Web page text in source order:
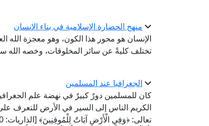
منهج الحضارة الإسلامية في بناء الإنسان
الإنسان هو محور هذا الكون، وهو معجزة الله
تختلف كليةً عن سائر المخلوقات، وخصه الله
الجغرافيا عند المسلمين
كان للمسلمين دورٌ كبيرٌ في نهضة علم
الكريم الناس إلى السير في الأرض للتعرف على